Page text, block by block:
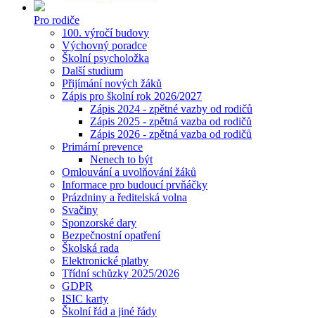
Pro rodiče
100. výročí budovy
Výchovný poradce
Školní psycholožka
Další studium
Přijímání nových žáků
Zápis pro školní rok 2026/2027
Zápis 2024 - zpětné vazby od rodičů
Zápis 2025 - zpětná vazba od rodičů
Zápis 2026 - zpětná vazba od rodičů
Primární prevence
Nenech to být
Omlouvání a uvolňování žáků
Informace pro budoucí prvňáčky
Prázdniny a ředitelská volna
Svačiny
Sponzorské dary
Bezpečnostní opatření
Školská rada
Elektronické platby
Třídní schůzky 2025/2026
GDPR
ISIC karty
Školní řád a jiné řády